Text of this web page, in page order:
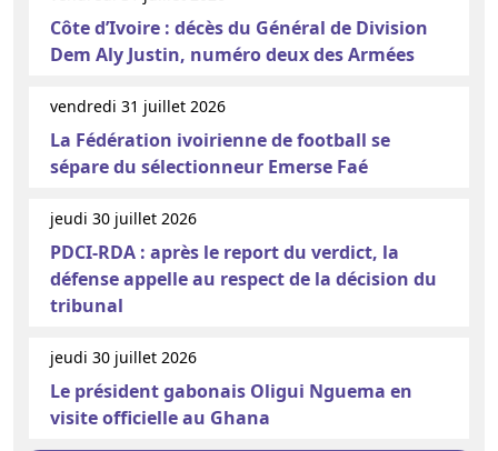
Côte d’Ivoire : décès du Général de Division
Dem Aly Justin, numéro deux des Armées
vendredi 31 juillet 2026
La Fédération ivoirienne de football se
sépare du sélectionneur Emerse Faé
jeudi 30 juillet 2026
PDCI-RDA : après le report du verdict, la
défense appelle au respect de la décision du
tribunal
jeudi 30 juillet 2026
Le président gabonais Oligui Nguema en
visite officielle au Ghana